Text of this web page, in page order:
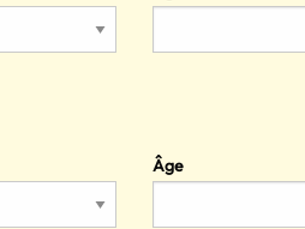
Âge